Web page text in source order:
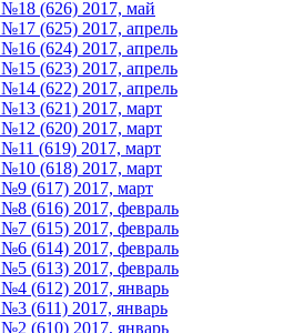
(626) 2017, май
(625) 2017, апрель
(624) 2017, апрель
(623) 2017, апрель
(622) 2017, апрель
(621) 2017, март
(620) 2017, март
(619) 2017, март
(618) 2017, март
(617) 2017, март
(616) 2017, февраль
(615) 2017, февраль
(614) 2017, февраль
(613) 2017, февраль
(612) 2017, январь
(611) 2017, январь
(610) 2017, январь